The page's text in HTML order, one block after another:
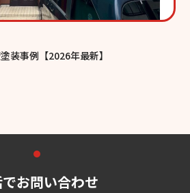
装事例【2026年最新】
お問い合わせ